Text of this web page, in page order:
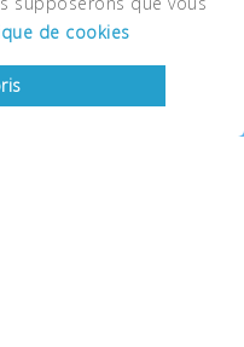
de cookies